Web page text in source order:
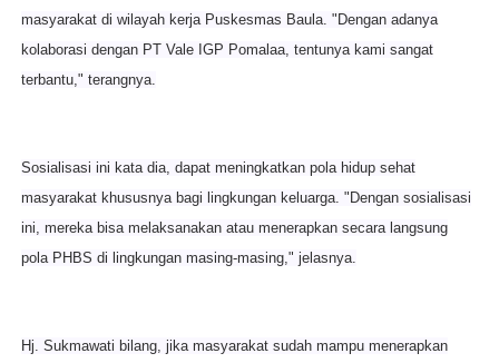
masyarakat di wilayah kerja Puskesmas Baula. "Dengan adanya
kolaborasi dengan PT Vale IGP Pomalaa, tentunya kami sangat
terbantu," terangnya.
Sosialisasi ini kata dia, dapat meningkatkan pola hidup sehat
masyarakat khususnya bagi lingkungan keluarga. "Dengan sosialisasi
ini, mereka bisa melaksanakan atau menerapkan secara langsung
pola PHBS di lingkungan masing-masing," jelasnya.
Hj. Sukmawati bilang, jika masyarakat sudah mampu menerapkan